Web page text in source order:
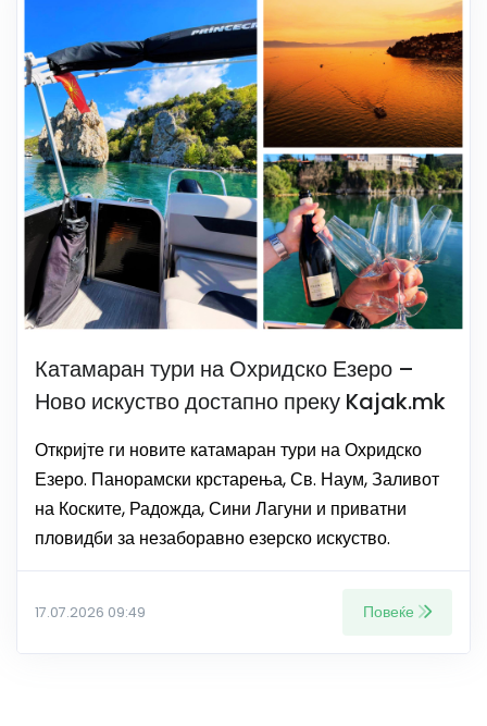
Катамаран тури на Охридско Езеро –
Ново искуство достапно преку Kajak.mk
Откријте ги новите катамаран тури на Охридско
Езеро. Панорамски крстарења, Св. Наум, Заливот
на Коските, Радожда, Сини Лагуни и приватни
пловидби за незаборавно езерско искуство.
17.07.2026 09:49 Повеќе